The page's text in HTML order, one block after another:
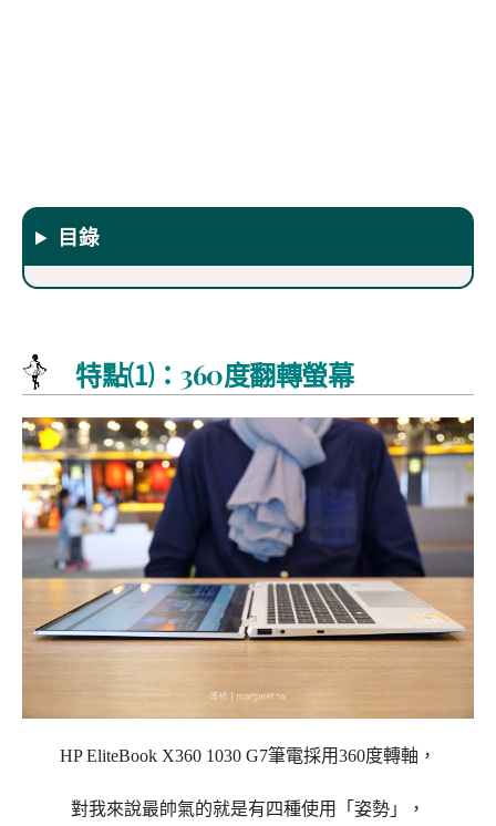
目錄
特點⑴：360度翻轉螢幕
HP EliteBook X360 1030 G7筆電採用360度轉軸，
對我來說最帥氣的就是有四種使用「姿勢」，